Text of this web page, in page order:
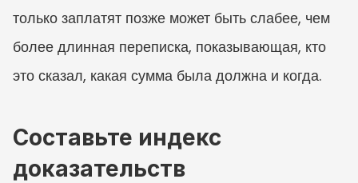
только заплатят позже может быть слабее, чем
более длинная переписка, показывающая, кто
это сказал, какая сумма была должна и когда.
Составьте индекс
доказательств